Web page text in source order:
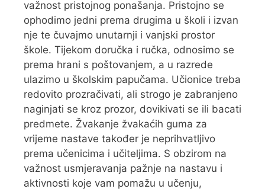
važnost pristojnog ponašanja. Pristojno se
ophodimo jedni prema drugima u školi i izvan
nje te čuvajmo unutarnji i vanjski prostor
škole. Tijekom doručka i ručka, odnosimo se
prema hrani s poštovanjem, a u razrede
ulazimo u školskim papučama. Učionice treba
redovito prozračivati, ali strogo je zabranjeno
naginjati se kroz prozor, dovikivati se ili bacati
predmete. Žvakanje žvakaćih guma za
vrijeme nastave također je neprihvatljivo
prema učenicima i učiteljima. S obzirom na
važnost usmjeravanja pažnje na nastavu i
aktivnosti koje vam pomažu u učenju,